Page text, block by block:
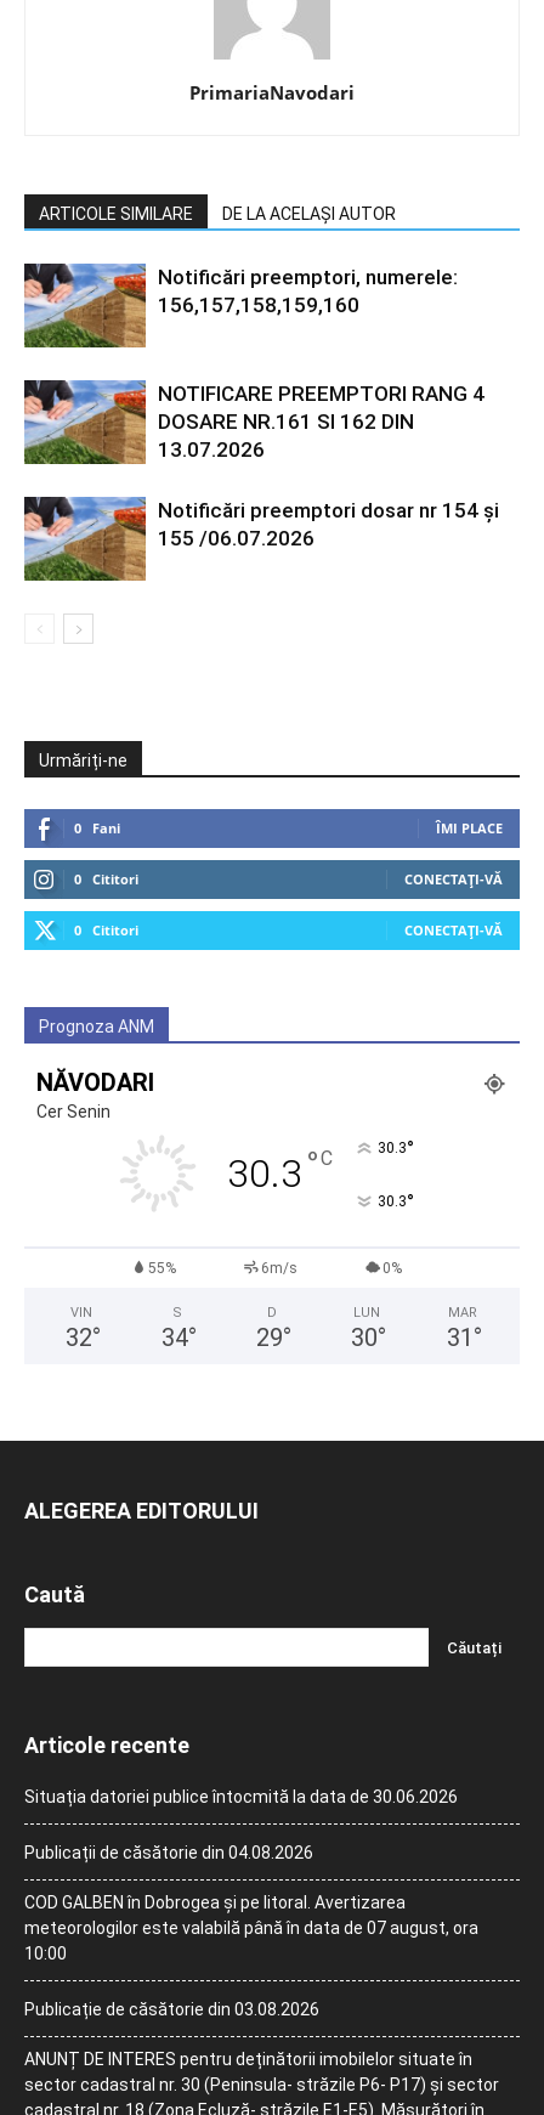
PrimariaNavodari
ARTICOLE SIMILARE DE LA ACELAȘI AUTOR
Notificări preemptori, numerele:
156,157,158,159,160
NOTIFICARE PREEMPTORI RANG 4
DOSARE NR.161 SI 162 DIN
13.07.2026
Notificări preemptori dosar nr 154 și
155 /06.07.2026
Urmăriți-ne
0 Fani ÎMI PLACE
0 Cititori CONECTAȚI-VĂ
0 Cititori CONECTAȚI-VĂ
Prognoza ANM
NĂVODARI
Cer Senin
30.3 °C 30.3°
30.3°
55% 6m/s 0%
VIN
32°
S
34°
D
29°
LUN
30°
MAR
31 °
ALEGEREA EDITORULUI
Caută
Articole recente
Situația datoriei publice întocmită la data de 30.06.2026
Publicații de căsătorie din 04.08.2026
COD GALBEN în Dobrogea și pe litoral. Avertizarea
meteorologilor este valabilă până în data de 07 august, ora
10:00
Publicație de căsătorie din 03.08.2026
ANUNȚ DE INTERES pentru deținătorii imobilelor situate în
sector cadastral nr. 30 (Peninsula- străzile P6- P17) și sector
cadastral nr. 18 (Zona Ecluză- străzile E1-E5). Măsurători în